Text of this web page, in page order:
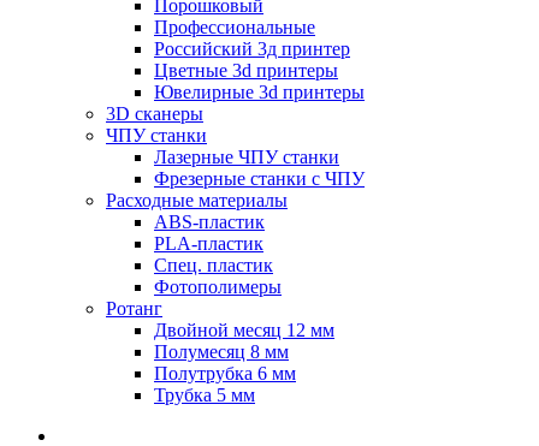
Порошковый
Профессиональные
Российский 3д принтер
Цветные 3d принтеры
Ювелирные 3d принтеры
3D сканеры
ЧПУ станки
Лазерные ЧПУ станки
Фрезерные станки с ЧПУ
Расходные материалы
ABS-пластик
PLA-пластик
Спец. пластик
Фотополимеры
Ротанг
Двойной месяц 12 мм
Полумесяц 8 мм
Полутрубка 6 мм
Трубка 5 мм